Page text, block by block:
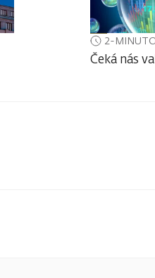
2-
Čeká nás